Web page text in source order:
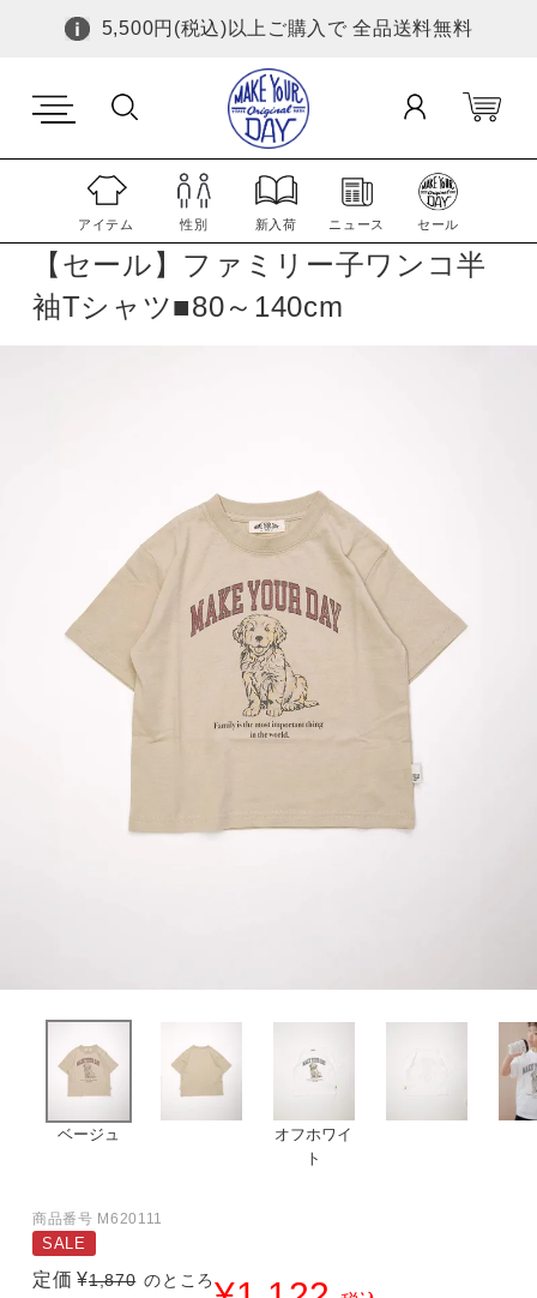
5,500円(税込)以上ご購入で 全品送料無料
ベージュ
オフホワイ
ト
【セール】ファミリー子ワンコ半
袖Tシャツ■80～140cm
商品番号 M620111
SALE
定価 ¥1,870 のところ
アイテム 性別 新入荷 ニュース セール